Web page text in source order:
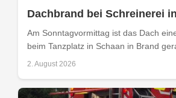
Dachbrand bei Schreinerei
Am Sonntagvormittag ist das Dach
beim Tanzplatz in Schaan in Brand
2. August 2026